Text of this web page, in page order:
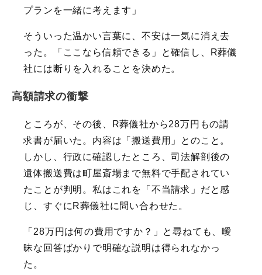
プランを一緒に考えます」
そういった温かい言葉に、不安は一気に消え去
った。「ここなら信頼できる」と確信し、R葬儀
社には断りを入れることを決めた。
高額請求の衝撃
ところが、その後、R葬儀社から28万円もの請
求書が届いた。内容は「搬送費用」とのこと。
しかし、行政に確認したところ、司法解剖後の
遺体搬送費は町屋斎場まで無料で手配されてい
たことが判明。私はこれを「不当請求」だと感
じ、すぐにR葬儀社に問い合わせた。
「28万円は何の費用ですか？」と尋ねても、曖
昧な回答ばかりで明確な説明は得られなかっ
た。